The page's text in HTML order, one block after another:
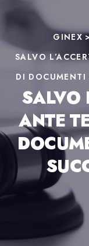
GINEX
SALVO
DI DOCUMENTI
SALVO
ANTE